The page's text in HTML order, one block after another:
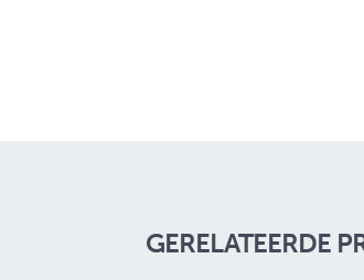
GERELATEERDE